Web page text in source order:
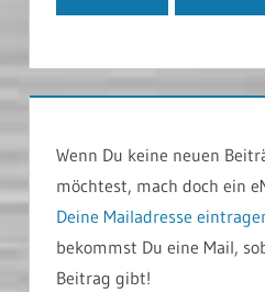
Wenn Du keine neuen
möchtest, mach doch ein
Deine Mailadresse
bekommst Du eine Mail,
Beitrag gibt!